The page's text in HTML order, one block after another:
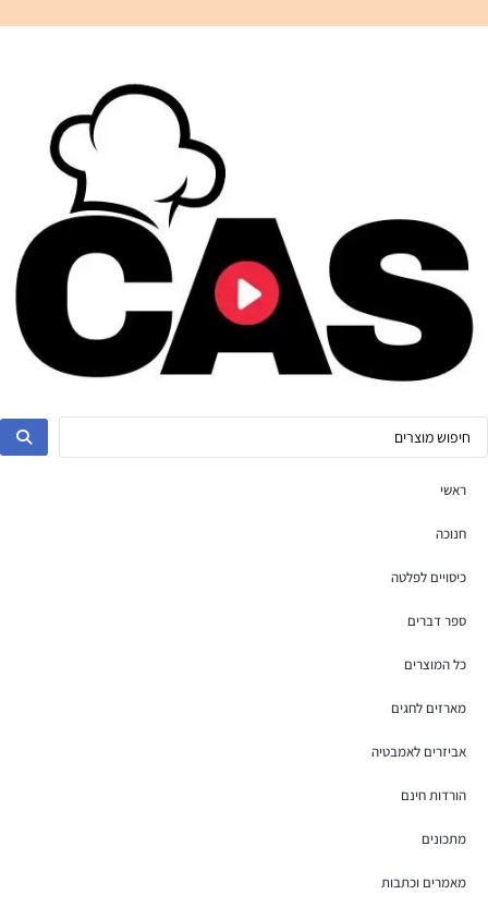
ראשי
חנוכה
כיסויים לפלטה
ספר דברים
כל המוצרים
מארזים לחגים
אביזרים לאמבטיה
הורדות חינם
מתכונים
מאמרים וכתבות